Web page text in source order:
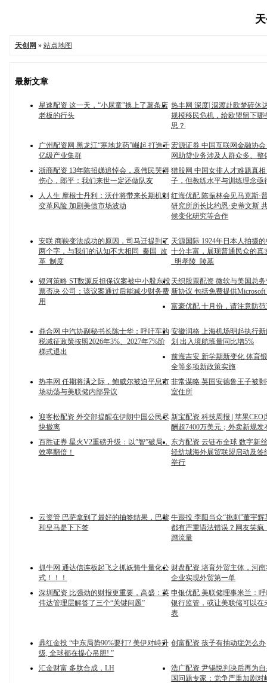
天创网 » 站点地图
最新文章
星速配资 这一天，“小尿童”换上了薯条店
老板的行头
热丰网 深度| 泅渡赴欧梦碎休
规模移民危机，给欧盟留下哪
思？
广州配资网 黑龙江“寒地龙药”崛起 打造千
亿级产业集群
宏源证券 中国互联网金融协
网助贷业务涉及人群众多、整
浙商配资 13年陈招娣追悼会，袁伟民哭得
伤心，郎平：我们来世一定还做队友
猎股网 中国女排人才难题真
子，但教练水平与训练理念亟
人人生 摩根士丹利：沃什将带来长期机制
变革风险 加剧美债市场波动
红海优配 陈振林会见马克斯·
研究所所长比约恩·史蒂文斯
候变化研究等合作
安联 商鞅变法成功的原因，司马迁提到了
两个字，与我们的认知不大相同_秦国_改
革_制度
天源国际 1924年日本人拍摄
十分丰富，展现普通民众的真
_明孝陵_陵墓
银河策略 ST数源反担保议案被中小股东投
票否决 公司：该议案通过后能减少财务费
用
天织股票配资 微软与美国总
新协议 包括免费提供Microsoft
富豪优配 十月份，请注意防
鼎合网 中汽协副秘书长陈士华：呼吁车购
税减征政策按照2026年3%、2027年7%阶
梯式退出
安徽润格 上海机场明起执行
划 出入境航班量同比增5%
前海吉安 新学期新变化 体育
全等多项新政策实施
热丰网 任期将满之际，鲍威尔被迫平息市
场动荡与美联储内部异议
非常谋略 英国安德鲁王子被
室住所
迎客松配资 外交部提醒在伊朗中国公民尽
快撤离
新宝配资 科技周报 | 苹果CEO
酬超7400万美元；外卖新规发
百胜证券 星火V2重磅升级：以”智”破局，
效率翻倍！
东方配资 云链布全球 数字
轻纺城海外展贸联盟启动及签
举行
云资管 巴萨拿到了最好的抽签结果，巴黎
和皇马是下下签
牛跟投 李阳当众“挑刺”董宇
都有严重语法错误？网友笑疯
蹭流量
抓牛网 通达信连板起飞之抓妖骑牛量化公
式！！！
财盘配资 培育外贸主体，河
企业实现外贸第一单
深圳配资 比强劲的财报更重要，高盛：英
伟达管理层解答了三个“关键问题”
申银优配 美联储理事米兰：
银行监管，或让美联储可以在
表
鼎红金投 “中东局势90%要打? 美伊对峙升
级, 全球都在提心吊胆! ”
创富配资 孩子有抽动症怎么办
汇金财富 多肽合成，LH
浩广配资 尹锡悦判决后再为
国问题专家：党争严重加剧对